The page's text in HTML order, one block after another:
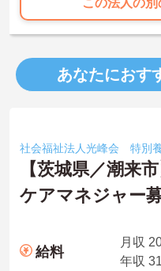
この法人の
あなたにおす
社会福祉法人光峰会 特別
【茨城県／潮来
ケアマネジャー
給料